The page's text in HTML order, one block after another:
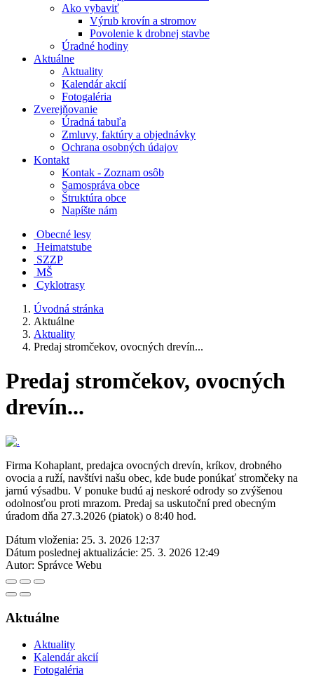
Ako vybaviť
Výrub krovín a stromov
Povolenie k drobnej stavbe
Úradné hodiny
Aktuálne
Aktuality
Kalendár akcií
Fotogaléria
Zverejňovanie
Úradná tabuľa
Zmluvy, faktúry a objednávky
Ochrana osobných údajov
Kontakt
Kontak - Zoznam osôb
Samospráva obce
Štruktúra obce
Napíšte nám
Obecné lesy
Heimatstube
SZZP
MŠ
Cyklotrasy
Úvodná stránka
Aktuálne
Aktuality
Predaj stromčekov, ovocných drevín...
Predaj stromčekov, ovocných
drevín...
Firma Kohaplant, predajca ovocných drevín, kríkov, drobného
ovocia a ruží, navštívi našu obec, kde bude ponúkať stromčeky na
jarnú výsadbu. V ponuke budú aj neskoré odrody so zvýšenou
odolnosťou proti mrazom. Predaj sa uskutoční pred obecným
úradom dňa 27.3.2026 (piatok) o 8:40 hod.
Dátum vloženia: 25. 3. 2026 12:37
Dátum poslednej aktualizácie: 25. 3. 2026 12:49
Autor: Správce Webu
Aktuálne
Aktuality
Kalendár akcií
Fotogaléria